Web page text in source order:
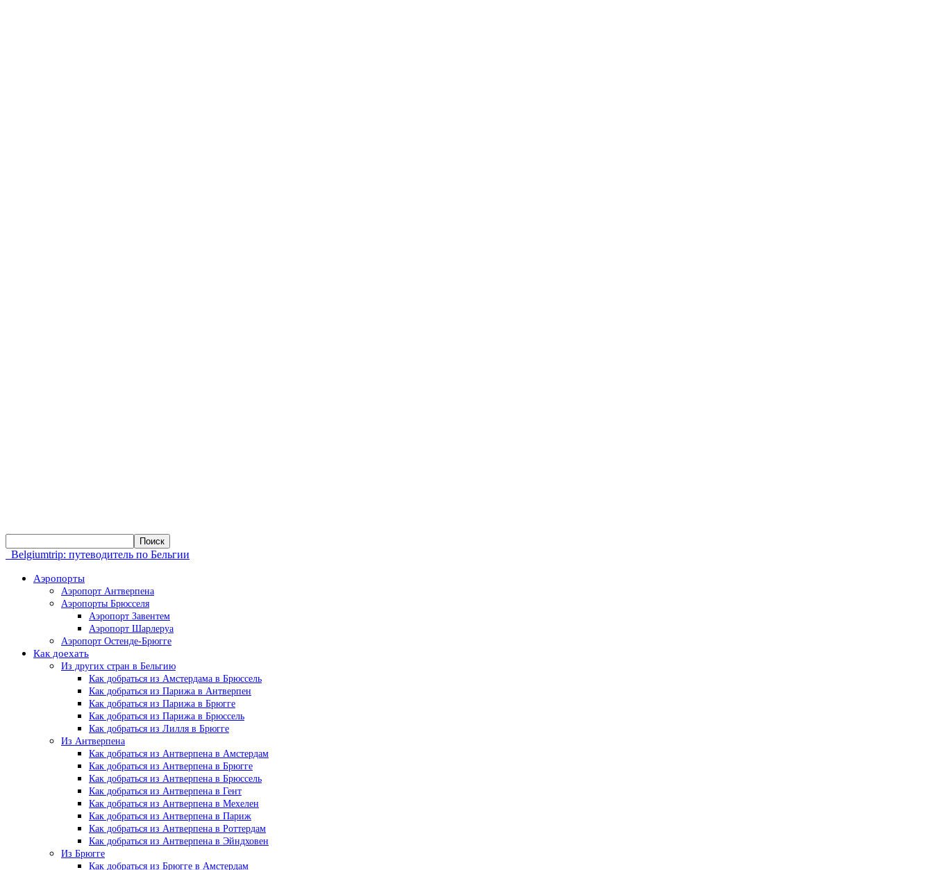
Belgiumtrip: путеводитель по Бельгии
Аэропорты
Аэропорт Антверпена
Аэропорты Брюсселя
Аэропорт Завентем
Аэропорт Шарлеруа
Аэропорт Остенде-Брюгге
Как доехать
Из других стран в Бельгию
Как добраться из Амстердама в Брюссель
Как добраться из Парижа в Антверпен
Как добраться из Парижа в Брюгге
Как добраться из Парижа в Брюссель
Как добраться из Лилля в Брюгге
Из Антверпена
Как добраться из Антверпена в Амстердам
Как добраться из Антверпена в Брюгге
Как добраться из Антверпена в Брюссель
Как добраться из Антверпена в Гент
Как добраться из Антверпена в Мехелен
Как добраться из Антверпена в Париж
Как добраться из Антверпена в Роттердам
Как добраться из Антверпена в Эйндховен
Из Брюгге
Как добраться из Брюгге в Амстердам